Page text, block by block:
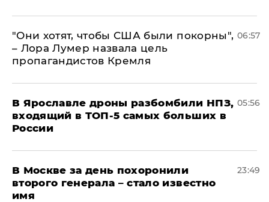
"Они хотят, чтобы США были покорны",
– Лора Лумер назвала цель
пропагандистов Кремля
06:57
В Ярославле дроны разбомбили НПЗ,
входящий в ТОП-5 самых больших в
России
05:56
В Москве за день похоронили
второго генерала – стало известно
имя
23:49